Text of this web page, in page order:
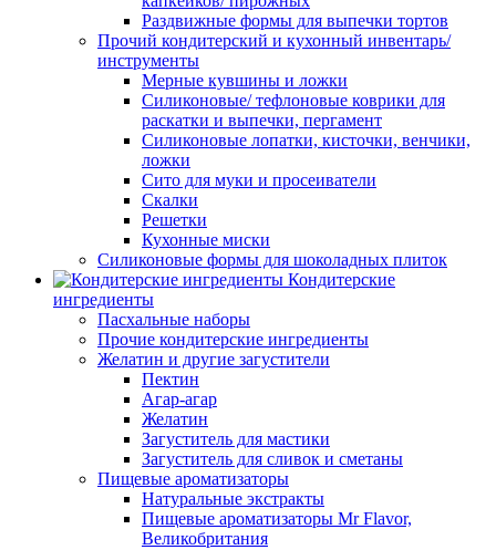
Раздвижные формы для выпечки тортов
Прочий кондитерский и кухонный инвентарь/
инструменты
Мерные кувшины и ложки
Силиконовые/ тефлоновые коврики для
раскатки и выпечки, пергамент
Силиконовые лопатки, кисточки, венчики,
ложки
Сито для муки и просеиватели
Скалки
Решетки
Кухонные миски
Силиконовые формы для шоколадных плиток
Кондитерские
ингредиенты
Пасхальные наборы
Прочие кондитерские ингредиенты
Желатин и другие загустители
Пектин
Агар-агар
Желатин
Загуститель для мастики
Загуститель для сливок и сметаны
Пищевые ароматизаторы
Натуральные экстракты
Пищевые ароматизаторы Mr Flavor,
Великобритания